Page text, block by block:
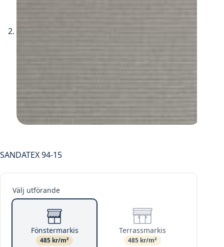
SANDATEX 94-15
Välj utförande
Fönstermarkis
485 kr/m²
Terrassmarkis
485 kr/m²